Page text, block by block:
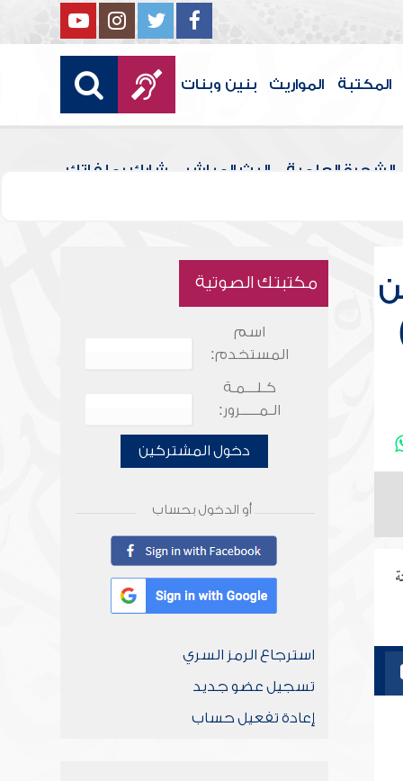
المكتبة المواريث بنين وبنات
الشجرة العلمية البث المباشر شارك بملفاتك
مكتبتك الصوتية
اسم
المستخدم:
كـلـــمـة
الـمـــــرور:
دخول المشتركين
أو الدخول بحساب
استرجاع الرمز السري
تسجيل عضو جديد
إعادة تفعيل حساب